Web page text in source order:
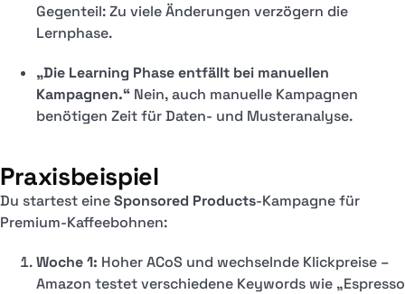
Gegenteil: Zu viele Änderungen verzögern die
Lernphase.
„Die Learning Phase entfällt bei manuellen
Kampagnen.“ Nein, auch manuelle Kampagnen
benötigen Zeit für Daten- und Musteranalyse.
Praxisbeispiel
Du startest eineSponsored Products-Kampagne für
Premium-Kaffeebohnen:
Woche 1: Hoher ACoS und wechselnde Klickpreise –
Amazon testet verschiedene Keywords wie „Espresso